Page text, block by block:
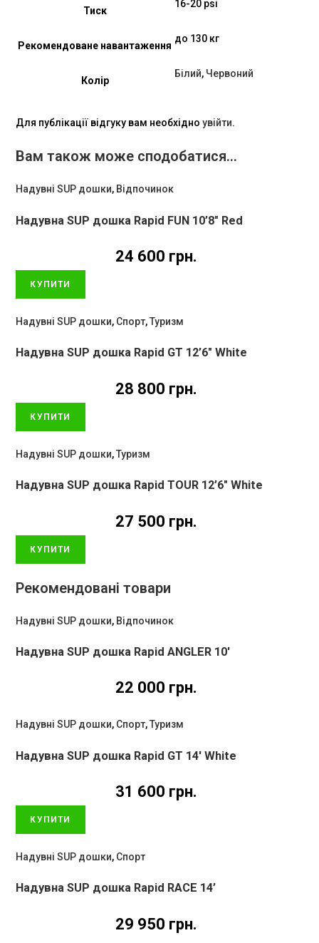
Тиск
16­-20 psi
Рекомендоване навантаження
до 130 кг
Колір
Білий, Червоний
Для публікації відгуку вам необхідноувійти.
Вам також може сподобатися…
Надувні SUP дошки, Відпочинок
Надувна SUP дошка Rapid FUN 10’8″ Red
грн.
24 600
КУПИТИ
Надувні SUP дошки, Спорт,Туризм
Надувна SUP дошка Rapid GT 12’6″ White
грн.
28 800
КУПИТИ
Надувні SUP дошки,Туризм
Надувна SUP дошка Rapid TOUR 12’6″ White
грн.
27 500
КУПИТИ
Рекомендовані товари
Надувні SUP дошки, Відпочинок
Надувна SUP дошка Rapid ANGLER 10′
грн.
22 000
Надувні SUP дошки, Спорт,Туризм
Надувна SUP дошка Rapid GT 14′ White
грн.
31 600
КУПИТИ
Надувні SUP дошки, Спорт
Надувна SUP дошка Rapid RACE 14’
грн.
29 950